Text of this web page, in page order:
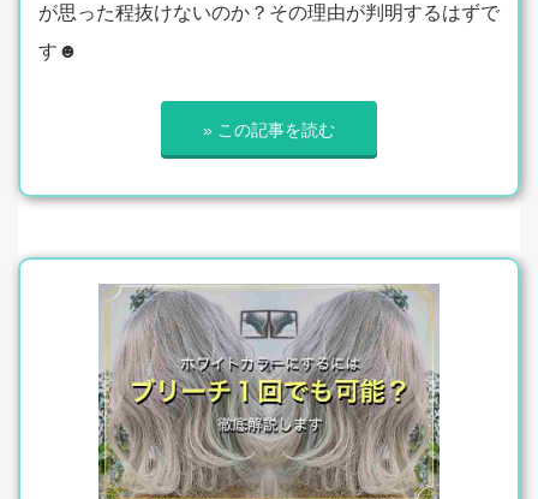
が思った程抜けないのか？その理由が判明するはずで
す☻
» この記事を読む